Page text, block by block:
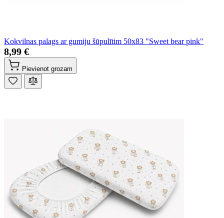
Kokvilnas palags ar gumiju šūpulītim 50x83 "Sweet bear pink"
8,99 €
Pievienot grozam